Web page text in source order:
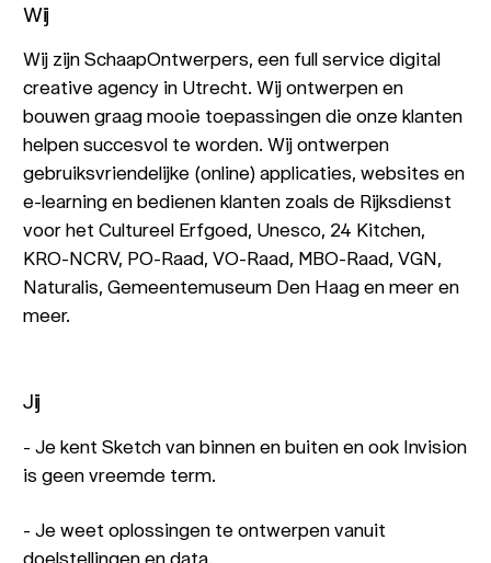
Wij
Wij zijn SchaapOntwerpers, een full service digital
creative agency in Utrecht. Wij ontwerpen en
bouwen graag mooie toepassingen die onze klanten
helpen succesvol te worden. Wij ontwerpen
gebruiksvriendelijke (online) applicaties, websites en
e-learning en bedienen klanten zoals de Rijksdienst
voor het Cultureel Erfgoed, Unesco, 24 Kitchen,
KRO-NCRV, PO-Raad, VO-Raad, MBO-Raad, VGN,
Naturalis, Gemeentemuseum Den Haag en meer en
meer.
Jij
- Je kent Sketch van binnen en buiten en ook Invision
is geen vreemde term.
- Je weet oplossingen te ontwerpen vanuit
doelstellingen en data.